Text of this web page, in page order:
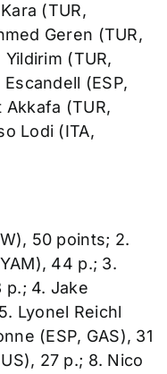
(TUR,
Geren (TUR,
Yildirim (TUR,
Escandell (ESP,
Akkafa (TUR,
Lodi (ITA,
50 points; 2.
44 p.; 3.
p.; 4. Jake
Lyonel Reichl
(ESP, GAS), 31
27 p.; 8. Nico